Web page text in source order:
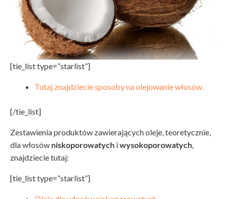
[tie_list type=”starlist”]
Tutaj znajdziecie sposoby na olejowanie włosów.
[/tie_list]
Zestawienia produktów zawierających oleje, teoretycznie,
dla włosów niskoporowatych iwysokoporowatych,
znajdziecie tutaj:
[tie_list type=”starlist”]